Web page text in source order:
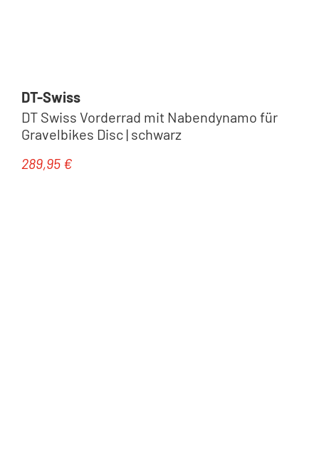
DT-Swiss
DT Swiss Vorderrad mit Nabendynamo für
Gravelbikes Disc | schwarz
Regulärer Preis:
289,95 €